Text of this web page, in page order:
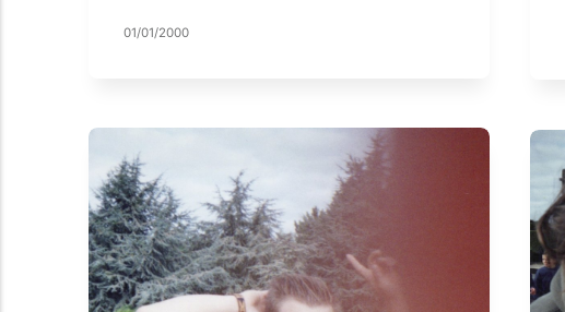
01/01/2000